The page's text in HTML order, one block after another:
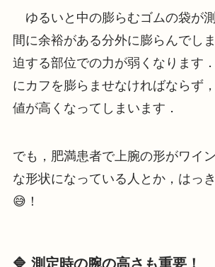
ゆるいと中の膨らむゴムの袋が
間に余裕がある分外に膨らんでし
迫する部位での力が弱くなります
にカフを膨らませなければならず
値が高くなってしまいます．
でも，肥満患者で上腕の形がワイ
な形状になっている人とか，はっ
😅！
🔷 測定時の腕の高さも重要！